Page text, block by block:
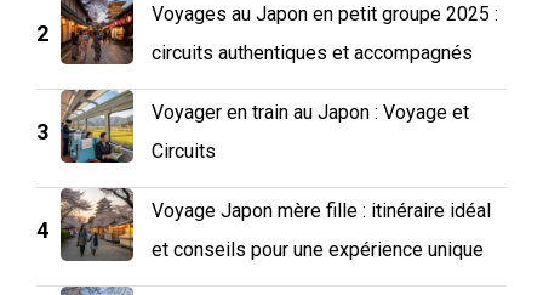
2
Voyages au Japon en petit groupe 2025 :
circuits authentiques et accompagnés
3
Voyager en train au Japon : Voyage et
Circuits
4
Voyage Japon mère fille : itinéraire idéal
et conseils pour une expérience unique